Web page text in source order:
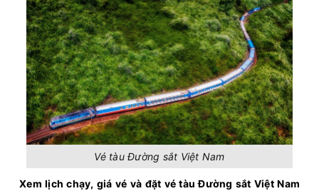
Vé tàu Đường sắt Việt Nam
Xem lịch chạy, giá vé và đặt vé tàu Đường sắt Việt Nam